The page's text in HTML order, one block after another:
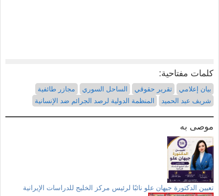
كلمات مفتاحية:
بيان إعلامي تقرير حقوقي الساحل السوري
مجازر طائفية
شريف عبد الحميد
المنظمة الدولية لرصد الجرائم ضد الإنسانية
موصى به
تعيين الدكتورة جيهان علو نائبًا لرئيس مركز الخليج للدراسات الإيرانية